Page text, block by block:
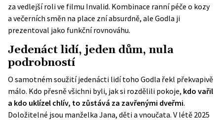
za vedlejší roli ve filmu Invalid. Kombinace ranní péče o kozy
a večerních směn na place zní absurdně, ale Godla ji
prezentoval jako funkční rovnováhu.
Jedenáct lidí, jeden dům, nula
podrobností
O samotném soužití jedenácti lidí toho Godla řekl překvapivě
málo. Kdo přesně všichni byli, jak si rozdělili pokoje, kdo vařil
a kdo uklízel chlív, to zůstává za zavřenými dveřmi.
Doložitelné jsou manželka Jana, děti a vnoučata. V létě 2025